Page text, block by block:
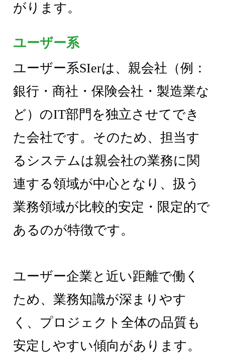
がります。
ユーザー系
ユーザー系SIerは、親会社（例：
銀行・商社・保険会社・製造業な
ど）のIT部門を独立させてでき
た会社です。そのため、担当す
るシステムは親会社の業務に関
連する領域が中心となり、扱う
業務領域が比較的安定・限定的で
あるのが特徴です。
ユーザー企業と近い距離で働く
ため、業務知識が深まりやす
く、プロジェクト全体の品質も
安定しやすい傾向があります。